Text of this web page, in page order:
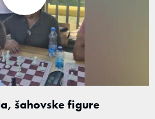
šahovske figure